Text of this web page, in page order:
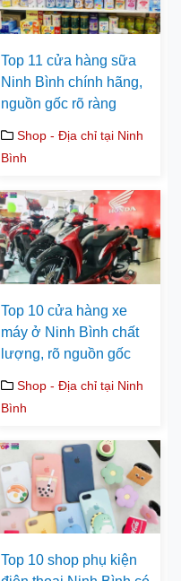
Top 11 cửa hàng sữa
Ninh Bình chính hãng,
nguồn gốc rõ ràng
Shop - Địa chỉ tại Ninh
Bình
Top 10 cửa hàng xe
máy ở Ninh Bình chất
lượng, rõ nguồn gốc
Shop - Địa chỉ tại Ninh
Bình
Top 10 shop phụ kiện